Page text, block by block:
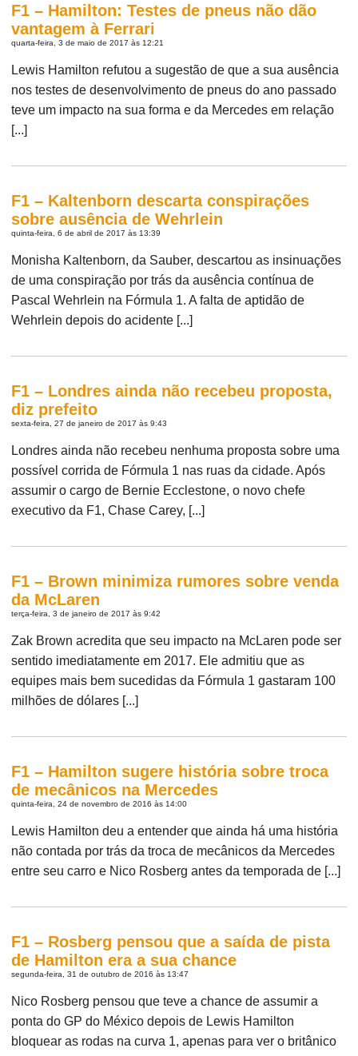
F1 – Hamilton: Testes de pneus não dão
vantagem à Ferrari
quarta-feira, 3 de maio de 2017 às 12:21
Lewis Hamilton refutou a sugestão de que a sua ausência
nos testes de desenvolvimento de pneus do ano passado
teve um impacto na sua forma e da Mercedes em relação
[...]
F1 – Kaltenborn descarta conspirações
sobre ausência de Wehrlein
quinta-feira, 6 de abril de 2017 às 13:39
Monisha Kaltenborn, da Sauber, descartou as insinuações
de uma conspiração por trás da ausência contínua de
Pascal Wehrlein na Fórmula 1. A falta de aptidão de
Wehrlein depois do acidente [...]
F1 – Londres ainda não recebeu proposta,
diz prefeito
sexta-feira, 27 de janeiro de 2017 às 9:43
Londres ainda não recebeu nenhuma proposta sobre uma
possível corrida de Fórmula 1 nas ruas da cidade. Após
assumir o cargo de Bernie Ecclestone, o novo chefe
executivo da F1, Chase Carey, [...]
F1 – Brown minimiza rumores sobre venda
da McLaren
terça-feira, 3 de janeiro de 2017 às 9:42
Zak Brown acredita que seu impacto na McLaren pode ser
sentido imediatamente em 2017. Ele admitiu que as
equipes mais bem sucedidas da Fórmula 1 gastaram 100
milhões de dólares [...]
F1 – Hamilton sugere história sobre troca
de mecânicos na Mercedes
quinta-feira, 24 de novembro de 2016 às 14:00
Lewis Hamilton deu a entender que ainda há uma história
não contada por trás da troca de mecânicos da Mercedes
entre seu carro e Nico Rosberg antes da temporada de [...]
F1 – Rosberg pensou que a saída de pista
de Hamilton era a sua chance
segunda-feira, 31 de outubro de 2016 às 13:47
Nico Rosberg pensou que teve a chance de assumir a
ponta do GP do México depois de Lewis Hamilton
bloquear as rodas na curva 1, apenas para ver o britânico